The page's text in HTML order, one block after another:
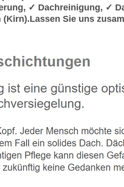
✓ Dachreinigung, ✓
Sie uns